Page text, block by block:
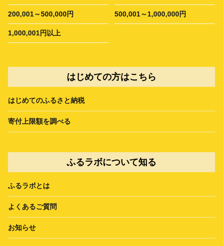
200,001～500,000円 500,001～1,000,000円
1,000,001円以上
はじめての方はこちら
はじめてのふるさと納税
寄付上限額を調べる
ふるラボについて知る
ふるラボとは
よくあるご質問
お知らせ